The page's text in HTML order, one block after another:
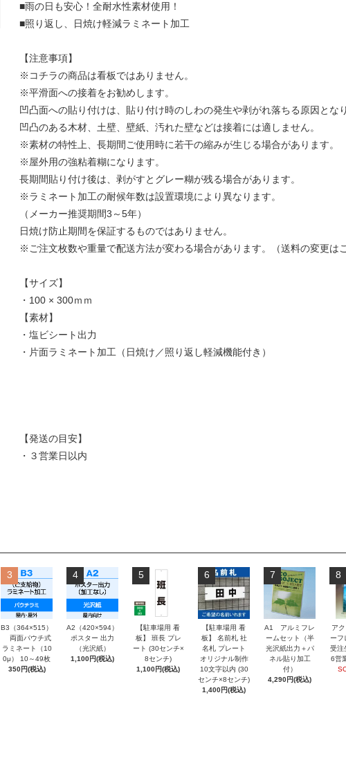
■雨の日も安心！全耐水性素材使用！
■照り返し、日焼け軽減ラミネート加工
【注意事項】
※コチラの商品は看板ではありません。
※平滑面への接着をお勧めします。
凹凸面への貼り付けは、貼り付け時のしわの発生や剥がれ落ちる原因とな
凹凸のある木材、土壁、壁紙、汚れた壁などは接着には適しません。
※素材の特性上、長期間ご使用時に若干の縮みが生じる場合があります。
※屋外用の強粘着糊になります。
長期間貼り付け後は、剥がすとグレー糊が残る場合があります。
※ラミネート加工の耐候年数は設置環境により異なります。
（メーカー推奨期間3～5年）
日焼け防止期間を保証するものではありません。
※ご注文枚数や重量で配送方法が変わる場合があります。（送料の変更は
【サイズ】
・100 × 300ｍｍ
【素材】
・塩ビシート出力
・片面ラミネート加工（日焼け／照り返し軽減機能付き）
【発送の目安】
・３営業日以内
3
B3（364×515）
両面パウチ式
ラミネート（10
0μ） 10～49枚
350円(税込)
4
A2（420×594）
ポスター 出力
（光沢紙）
1,100円(税込)
5
【駐車場用 看
板】 班長 プレ
ート (30センチ×
8センチ)
1,100円(税込)
6
【駐車場用 看
板】 名前札 社
名札 プレート
オリジナル制作
10文字以内 (30
センチ×8センチ)
1,400円(税込)
7
A1 アルミフレ
ームセット（半
光沢紙出力＋パ
ネル貼り加工
付）
4,290円(税込)
8
ア
ー
受注
6営